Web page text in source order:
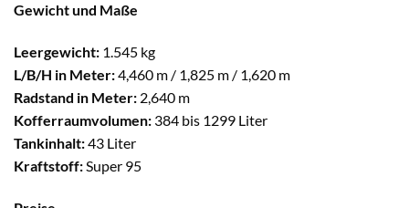
Gewicht und Maße
Leergewicht: 1.545 kg
L/B/H in Meter:4,460 m / 1,825 m / 1,620 m
Radstand in Meter: 2,640 m
Kofferraumvolumen: 384 bis 1299 Liter
Tankinhalt:43 Liter
Kraftstoff:Super 95